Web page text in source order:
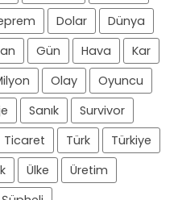
Dolar
Dünya
Gün Hava
Kar
Olay
Oyuncu
Sanık
Survivor
Ticaret Türk
Türkiye
Ülke
Üretim